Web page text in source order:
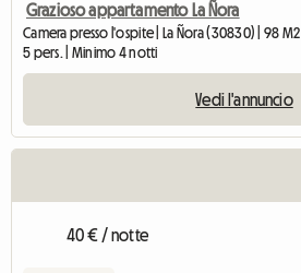
Grazioso appartamento La Ñora
Camera presso l'ospite | La Ñora (30830) | 98 M2
5 pers. | Minimo 4 notti
Vedi l'annuncio
40 € / notte